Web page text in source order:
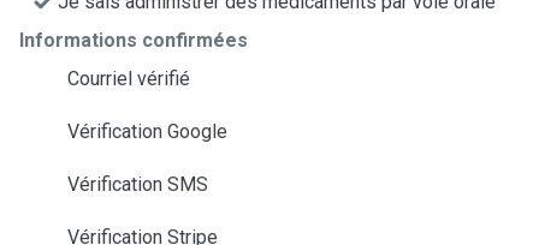
Informations confirmées
Courriel vérifié
Vérification Google
Vérification SMS
Vérification Stripe